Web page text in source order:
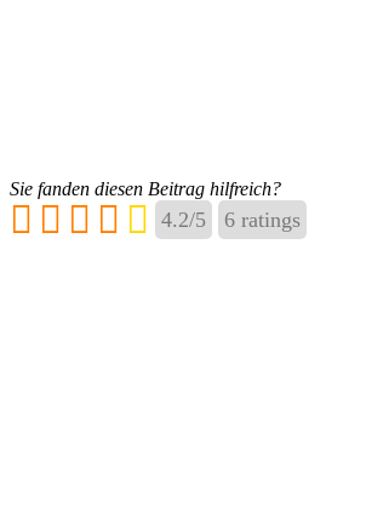
Sie fanden diesen Beitrag hilfreich?
4.2/5 6 ratings